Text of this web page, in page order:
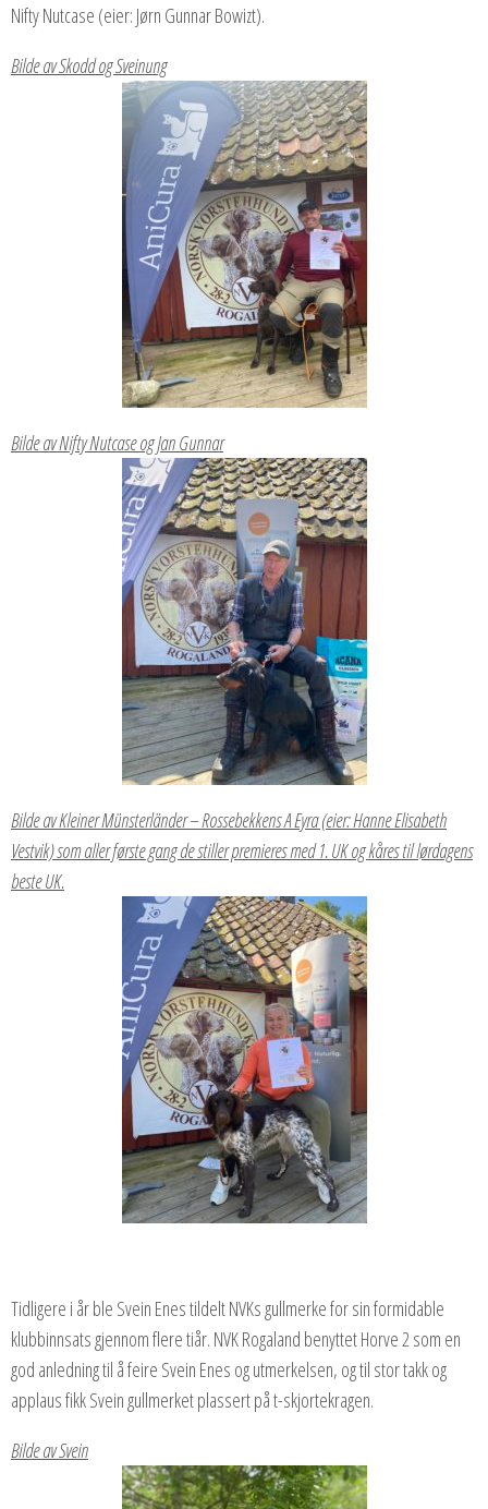
Nifty Nutcase (eier: Jørn Gunnar Bowizt).
Bilde av Skodd og Sveinung
Bilde av Nifty Nutcase og Jan Gunnar
Bilde av Kleiner Münsterländer – Rossebekkens A Eyra (eier: Hanne Elisabeth
Vestvik) som aller første gang de stiller premieres med 1. UK og kåres til lørdagens
beste UK.
Tidligere i år ble Svein Enes tildelt NVKs gullmerke for sin formidable
klubbinnsats gjennom flere tiår. NVK Rogaland benyttet Horve 2 som en
god anledning til å feire Svein Enes og utmerkelsen, og til stor takk og
applaus fikk Svein gullmerket plassert på t-skjortekragen.
Bilde av Svein